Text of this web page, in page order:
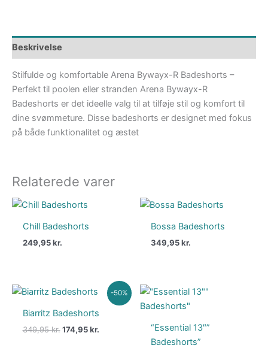
Beskrivelse
Stilfulde og komfortable Arena Bywayx-R Badeshorts –
Perfekt til poolen eller stranden Arena Bywayx-R
Badeshorts er det ideelle valg til at tilføje stil og komfort til
dine svømmeture. Disse badeshorts er designet med fokus
på både funktionalitet og æstet
Relaterede varer
Chill Badeshorts
249,95kr.
Bossa Badeshorts
349,95kr.
-50%
Biarritz Badeshorts
349,95kr.
Den
pris
var:
349,95 kr..
174,95kr.
Den
aktuelle
er:
174,95 kr..
“Essential 13″”
Badeshorts”